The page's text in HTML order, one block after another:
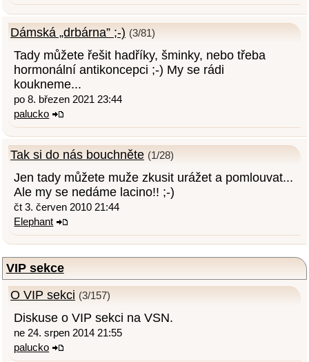
Dámská „drbárna” ;-) (3/81)
Tady můžete řešit hadříky, šminky, nebo třeba
hormonální antikoncepci ;-) My se rádi
koukneme...
po 8. březen 2021 23:44
palucko
Tak si do nás bouchněte (1/28)
Jen tady můžete muže zkusit urážet a pomlouvat...
Ale my se nedáme lacino!! ;-)
čt 3. červen 2010 21:44
Elephant
VIP sekce
O VIP sekci (3/157)
Diskuse o VIP sekci na VSN.
ne 24. srpen 2014 21:55
palucko